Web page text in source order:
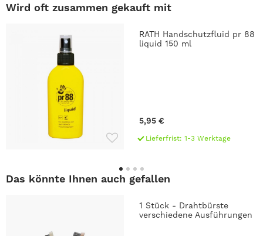
Wird oft zusammen gekauft mit
RATH Handschutzfluid pr 88
liquid 150 ml
5,95 €
Lieferfrist: 1-3 Werktage
Das könnte Ihnen auch gefallen
1 Stück - Drahtbürste
verschiedene Ausführungen